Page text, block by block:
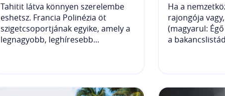
Tahitit látva könnyen szerelembe
eshetsz. Francia Polinézia öt
szigetcsoportjának egyike, amely a
legnagyobb, leghíresebb...
Ha a
rajongója
(magyarul:
a